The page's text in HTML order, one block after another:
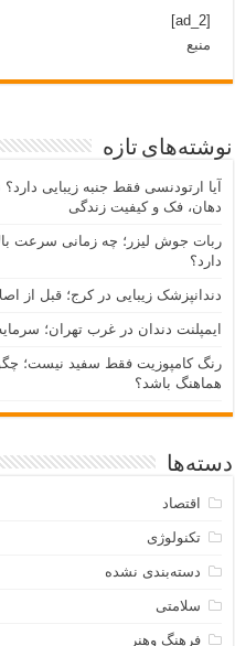
[ad_2]
منبع
نوشته‌های تازه
آیا ارتودنسی فقط جنبه زیبایی
دهان، فک و کیفیت زندگی
ربات جوش لیزر؛ چه زمانی سرعت
دارد؟
دندانپزشک زیبایی در کرج؛ قبل از
ایمپلنت دندان در غرب تهران؛
رنگ کامپوزیت فقط سفید نیست؛
هماهنگ باشد؟
دسته‌ها
اقتصاد
تکنولوژی
دسته‌بندی نشده
سلامتی
فرهنگ وهنر